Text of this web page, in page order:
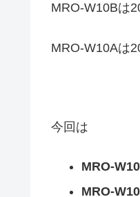
MRO-W10Bは
MRO-W10Aは
今回は
MRO-
MRO-